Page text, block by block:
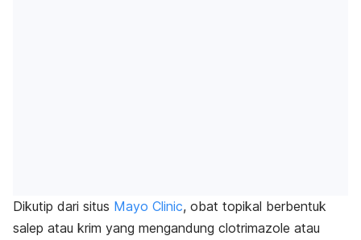
Dikutip dari situs Mayo Clinic, obat topikal berbentuk
salep atau krim yang mengandung clotrimazole atau